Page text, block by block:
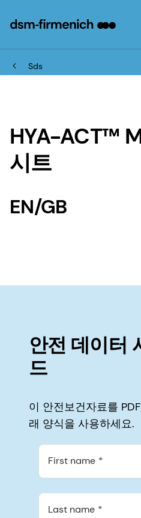
Sds
HYA-ACT™
시트
EN/GB
안전 데이터
드
이 안전보건자료를
래 양식을 사용하세요.
First name
Last name